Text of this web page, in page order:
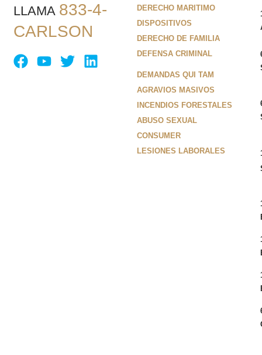
LLAMA 833-4-
CARLSON
DERECHO MARITIMO
DISPOSITIVOS
DERECHO DE FAMILIA
DEFENSA CRIMINAL
DEMANDAS QUI TAM
AGRAVIOS MASIVOS
INCENDIOS FORESTALES
ABUSO SEXUAL
CONSUMER
LESIONES LABORALES